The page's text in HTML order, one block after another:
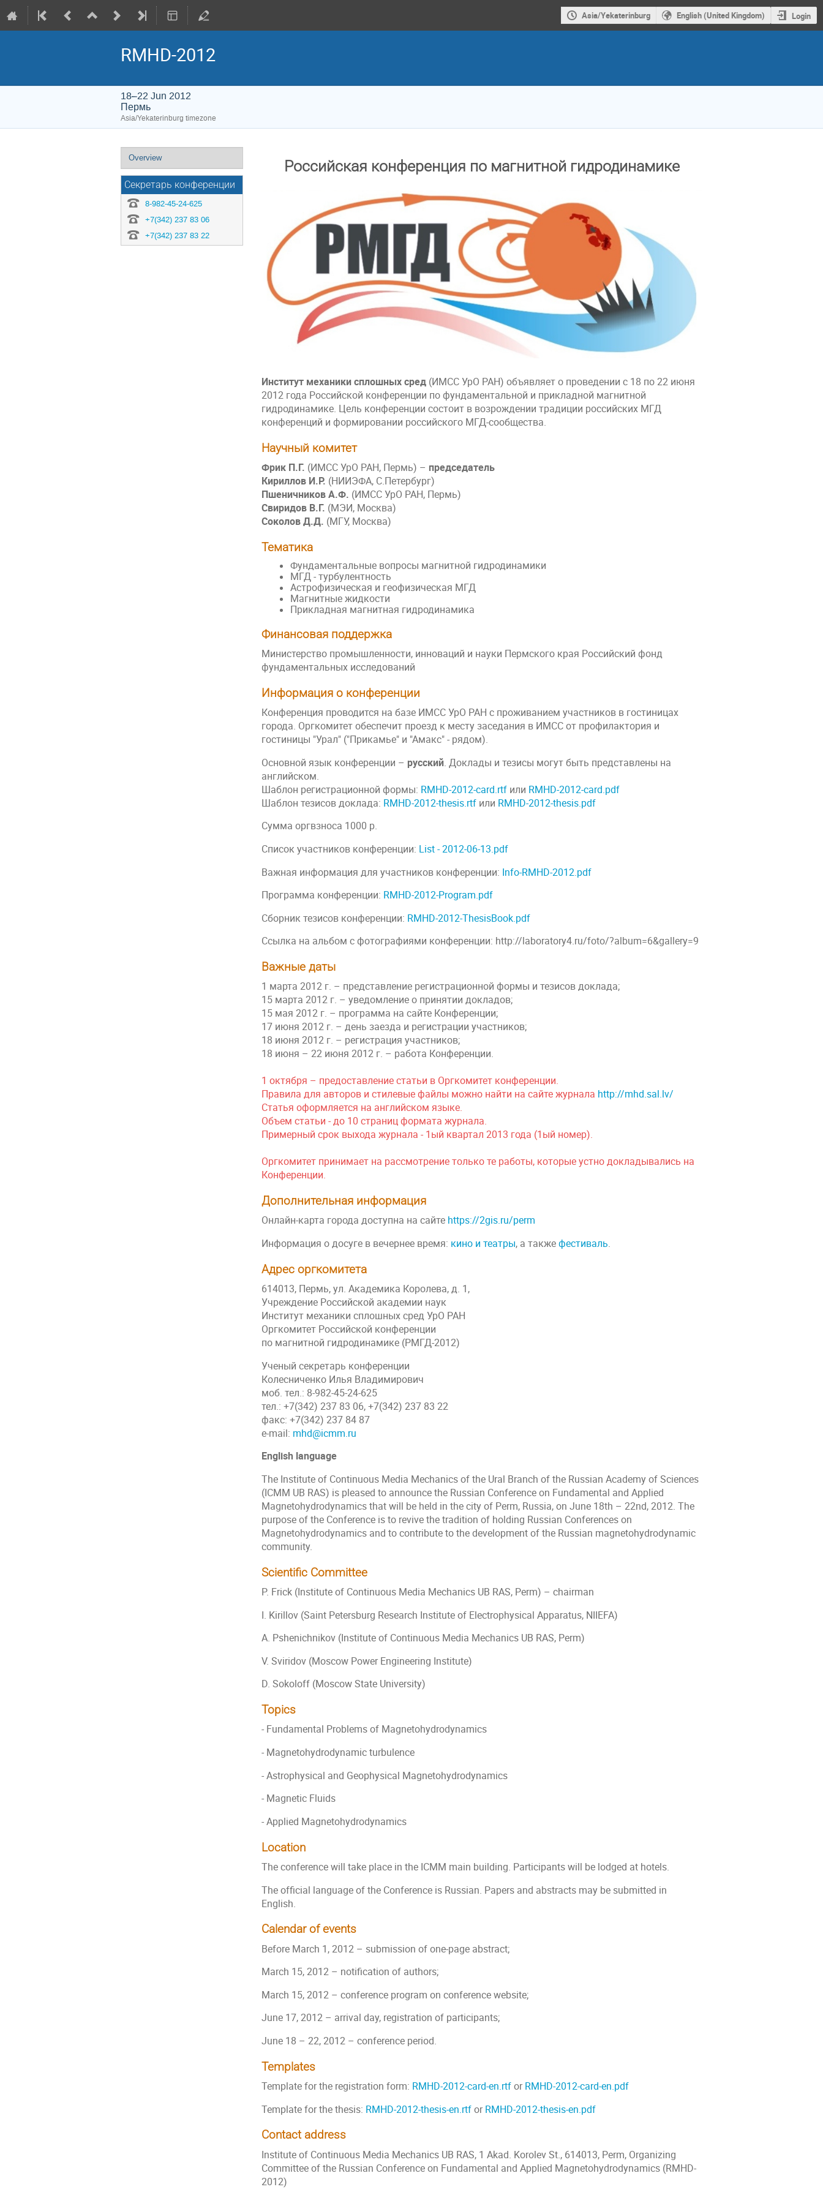
Asia/Yekaterinburg English (United Kingdom) Login
RMHD-2012
18–22 Jun 2012
Пермь
Asia/Yekaterinburg timezone
Event
menu
Overview
Секретарь конференции
8-982-45-24-625
+7(342) 237 83 06
+7(342) 237 83 22
Российская конференция по магнитной гидродинамике
Институт механики сплошных сред (ИМСС УрО РАН) объявляет о проведении с 18 по 22 июня
2012 года Российской конференции по фундаментальной и прикладной магнитной
гидродинамике. Цель конференции состоит в возрождении традиции российских МГД
конференций и формировании российского МГД-сообщества.
Научный комитет
Фрик П.Г. (ИМСС УрО РАН, Пермь) – председатель
Кириллов И.Р. (НИИЭФА, С.Петербург)
Пшеничников А.Ф. (ИМСС УрО РАН, Пермь)
Свиридов В.Г. (МЭИ, Москва)
Соколов Д.Д. (МГУ, Москва)
Тематика
Фундаментальные вопросы магнитной гидродинамики
МГД - турбулентность
Астрофизическая и геофизическая МГД
Магнитные жидкости
Прикладная магнитная гидродинамика
Финансовая поддержка
Министерство промышленности, инноваций и науки Пермского края Российский фонд
фундаментальных исследований
Информация о конференции
Конференция проводится на базе ИМСС УрО РАН с проживанием участников в гостиницах
города. Оргкомитет обеспечит проезд к месту заседания в ИМСС от профилактория и
гостиницы "Урал" ("Прикамье" и "Амакс" - рядом).
Основной язык конференции – русский. Доклады и тезисы могут быть представлены на
английском.
Шаблон регистрационной формы: RMHD-2012-card.rtf или RMHD-2012-card.pdf
Шаблон тезисов доклада: RMHD-2012-thesis.rtf или RMHD-2012-thesis.pdf
Сумма оргвзноса 1000 р.
Список участников конференции: List - 2012-06-13.pdf
Важная информация для учаcтников конференции: Info-RMHD-2012.pdf
Программа конференции: RMHD-2012-Program.pdf
Сборник тезисов конференции: RMHD-2012-ThesisBook.pdf
Ссылка на альбом с фотографиями конференции: http://laboratory4.ru/foto/?album=6&gallery=9
Важные даты
1 марта 2012 г. – представление регистрационной формы и тезисов доклада;
15 марта 2012 г. – уведомление о принятии докладов;
15 мая 2012 г. – программа на сайте Конференции;
17 июня 2012 г. – день заезда и регистрации участников;
18 июня 2012 г. – регистрация участников;
18 июня – 22 июня 2012 г. – работа Конференции.
1 октября – предоставление статьи в Оргкомитет конференции.
Правила для авторов и стилевые файлы можно найти на сайте журнала http://mhd.sal.lv/
Статья оформляется на английском языке.
Объем статьи - до 10 страниц формата журнала.
Примерный срок выхода журнала - 1ый квартал 2013 года (1ый номер).
Оргкомитет принимает на рассмотрение только те работы, которые устно докладывались на
Конференции.
Дополнительная информация
Онлайн-карта города доступна на сайте https://2gis.ru/perm
Информация о досуге в вечернее время: кино и театры, а такжефестиваль.
Адрес оргкомитета
614013, Пермь, ул. Академика Королева, д. 1,
Учреждение Российской академии наук
Институт механики сплошных сред УрО РАН
Оргкомитет Российской конференции
по магнитной гидродинамике (РМГД-2012)
Ученый секретарь конференции
Колесниченко Илья Владимирович
моб. тел.: 8-982-45-24-625
тел.: +7(342) 237 83 06, +7(342) 237 83 22
факс: +7(342) 237 84 87
e-mail: mhd@icmm.ru
English language
The Institute of Continuous Media Mechanics of the Ural Branch of the Russian Academy of Sciences
(ICMM UB RAS) is pleased to announce the Russian Conference on Fundamental and Applied
Magnetohydrodynamics that will be held in the city of Perm, Russia, on June 18th – 22nd, 2012. The
purpose of the Conference is to revive the tradition of holding Russian Conferences on
Magnetohydrodynamics and to contribute to the development of the Russian magnetohydrodynamic
community.
Scientific Committee
P. Frick (Institute of Continuous Media Mechanics UB RAS, Perm) – chairman
I. Kirillov (Saint Petersburg Research Institute of Electrophysical Apparatus, NIIEFA)
A. Pshenichnikov (Institute of Continuous Media Mechanics UB RAS, Perm)
V. Sviridov (Moscow Power Engineering Institute)
D. Sokoloff (Moscow State University)
Topics
- Fundamental Problems of Magnetohydrodynamics
- Magnetohydrodynamic turbulence
- Astrophysical and Geophysical Magnetohydrodynamics
- Magnetic Fluids
- Applied Magnetohydrodynamics
Location
The conference will take place in the ICMM main building. Participants will be lodged at hotels.
The official language of the Conference is Russian. Papers and abstracts may be submitted in
English.
Calendar of events
Before March 1, 2012 – submission of one-page abstract;
March 15, 2012 – notification of authors;
March 15, 2012 – conference program on conference website;
June 17, 2012 – arrival day, registration of participants;
June 18 – 22, 2012 – conference period.
Templates
Template for the registration form: RMHD-2012-card-en.rtforRMHD-2012-card-en.pdf
Template for the thesis: RMHD-2012-thesis-en.rtforRMHD-2012-thesis-en.pdf
Contact address
Institute of Continuous Media Mechanics UB RAS, 1 Akad. Korolev St., 614013, Perm, Organizing
Committee of the Russian Conference on Fundamental and Applied Magnetohydrodynamics (RMHD-
2012)